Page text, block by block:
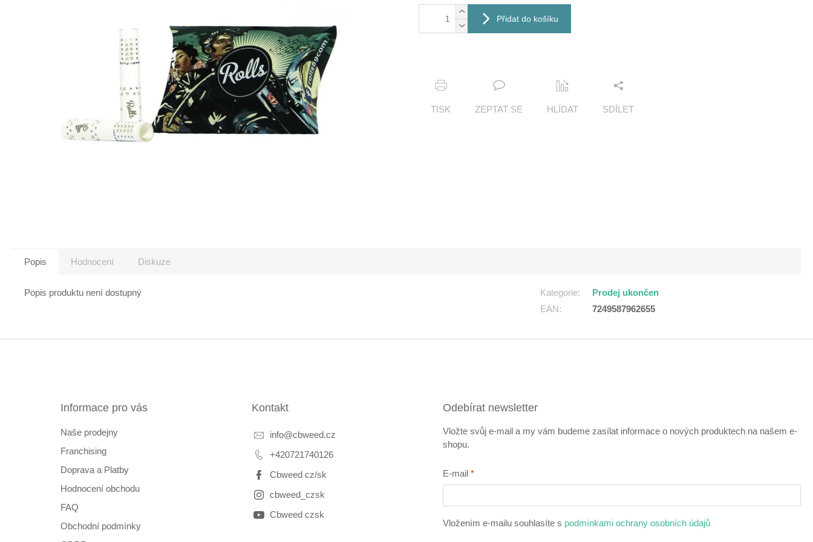
Přidat do košíku
TISK ZEPTAT SE HLÍDAT SDÍLET
Popis Hodnocení Diskuze
Popis produktu není dostupný Kategorie:
Prodej ukončen
EAN: 7249587962655
Informace pro vás
Naše prodejny
Franchising
Doprava a Platby
Hodnocení obchodu
FAQ
Obchodní podmínky
Kontakt
info@cbweed.cz
+420721740126
Cbweed cz/sk
cbweed_czsk
Cbweed czsk
Odebírat newsletter
Vložte svůj e-mail a my vám budeme zasílat informace o nových produktech na našem e-
shopu.
E-mail
Vložením e-mailu souhlasíte s podmínkami ochrany osobních údajů